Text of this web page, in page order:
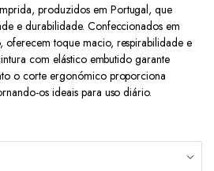
produzidos em Portugal, que
e durabilidade. Confeccionados em
oferecem toque macio, respirabilidade e
com elástico embutido garante
o corte ergonómico proporciona
os ideais para uso diário.